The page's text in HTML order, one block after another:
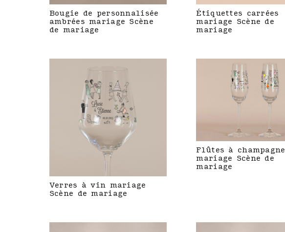
Bougie de personnalisée
ambrées mariage Scène
de mariage
Étiquettes carrées
mariage Scène de
mariage
Verres à vin mariage
Scène de mariage
Flûtes à champagne
mariage Scène de
mariage